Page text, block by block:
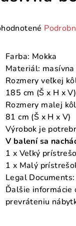
Farba: Mokka
Materiál:
Rozmery veľkej
185 cm (Š x H x V)
Rozmery malej
81 cm (Š x H x V)
Výrobok je
V balení sa
1 x Veľký
1 x Malý
Legal Documents:
Ďalšie informácie
prevráteniu